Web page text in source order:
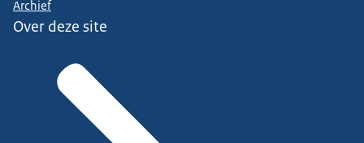
Archief
Over deze site